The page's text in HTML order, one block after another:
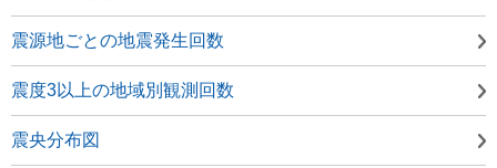
震源地ごとの地震発生回数
震度3以上の地域別観測回数
震央分布図